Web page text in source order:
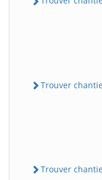
Trouver
Trouver